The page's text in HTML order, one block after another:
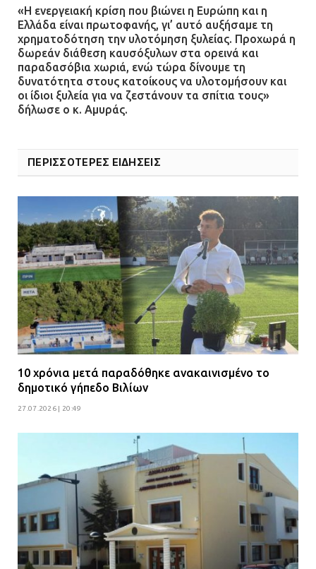
«Η ενεργειακή κρίση που βιώνει η Ευρώπη και η
Ελλάδα είναι πρωτοφανής, γι’ αυτό αυξήσαμε τη
χρηματοδότηση την υλοτόμηση ξυλείας. Προχωρά η
δωρεάν διάθεση καυσόξυλων στα ορεινά και
παραδασόβια χωριά, ενώ τώρα δίνουμε τη
δυνατότητα στους κατοίκους να υλοτομήσουν και
οι ίδιοι ξυλεία για να ζεστάνουν τα σπίτια τους»
δήλωσε ο κ. Αμυράς.
ΠΕΡΙΣΣΟΤΕΡΕΣ ΕΙΔΗΣΕΙΣ
10 χρόνια μετά παραδόθηκε ανακαινισμένο το
δημοτικό γήπεδο Βιλίων
27.07.2026 | 20:49